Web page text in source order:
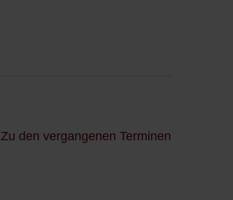
Zu den vergangenen Terminen